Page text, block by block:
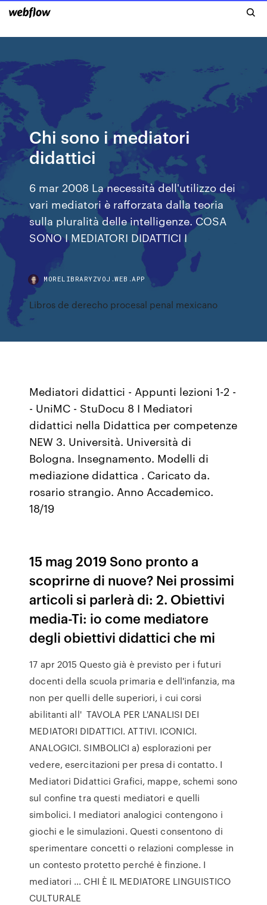
Chi sono i mediatori
didattici
6 mar 2008 La necessità dell'utilizzo dei
vari mediatori è rafforzata dalla teoria
sulla pluralità delle intelligenze. COSA
SONO I MEDIATORI DIDATTICI I
MORELIBRARYZVOJ.WEB.APP
Libros de derecho procesal penal mexicano
Mediatori didattici - Appunti lezioni 1-2 -
- UniMC - StuDocu 8 I Mediatori
didattici nella Didattica per competenze
NEW 3. Università. Università di
Bologna. Insegnamento. Modelli di
mediazione didattica . Caricato da.
rosario strangio. Anno Accademico.
18/19
15 mag 2019 Sono pronto a
scoprirne di nuove? Nei prossimi
articoli si parlerà di: 2. Obiettivi
media-Ti: io come mediatore
degli obiettivi didattici che mi
17 apr 2015 Questo già è previsto per i futuri
docenti della scuola primaria e dell'infanzia, ma
non per quelli delle superiori, i cui corsi
abilitanti all' TAVOLA PER L'ANALISI DEI
MEDIATORI DIDATTICI. ATTIVI. ICONICI.
ANALOGICI. SIMBOLICI a) esplorazioni per
vedere, esercitazioni per presa di contatto. I
Mediatori Didattici Grafici, mappe, schemi sono
sul confine tra questi mediatori e quelli
simbolici. I mediatori analogici contengono i
giochi e le simulazioni. Questi consentono di
sperimentare concetti o relazioni complesse in
un contesto protetto perché è finzione. I
mediatori … CHI È IL MEDIATORE LINGUISTICO
CULTURALE